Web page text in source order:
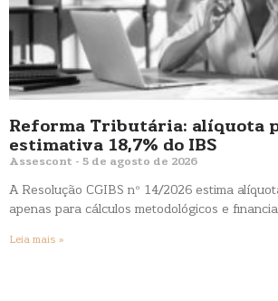
Reforma Tributária: alíquota
estimativa 18,7% do IBS
Assescont 5 de agosto de 2026
A Resolução CGIBS nº 14/2026 estima
apenas para cálculos metodológicos e
Leia mais »